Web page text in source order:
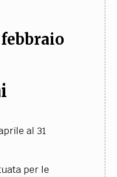
al 31
per le